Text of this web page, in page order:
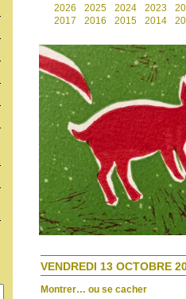
2026 2025 2024 2023
2017
2016 2015 2014
VENDREDI 13 OCTOBRE
Montrer… ou se cacher